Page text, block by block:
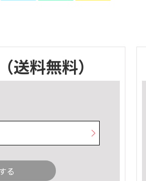
（送料無料）
る